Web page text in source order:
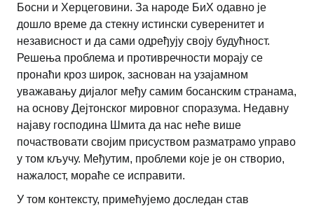
Босни и Херцеговини. За народе БиХ одавно је
дошло време да стекну истински суверенитет и
независност и да сами одређују своју будућност.
Решења проблема и противречности морају се
пронаћи кроз широк, заснован на узајамном
уважавању дијалог међу самим босанским странама,
на основу Дејтонског мировног споразума. Недавну
најаву господина Шмита да нас неће више
почаствовати својим присуством разматрамо управо
у том кључу. Међутим, проблеми које је он створио,
нажалост, мораће се исправити.
У том контексту, примећујемо доследан став